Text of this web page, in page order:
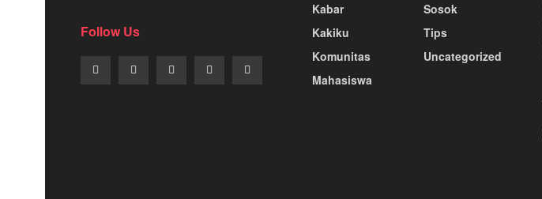
Follow Us
Kabar
Kakiku
Komunitas
Mahasiswa
Sosok
Tips
Uncategorized